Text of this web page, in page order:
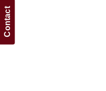
Contact